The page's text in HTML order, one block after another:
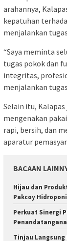
arahannya,
kepatuhan
menjalankan
“Saya meminta
tugas pokok dan
integritas,
menjalankan
Selain itu,
mengenakan
rapi, bersih, dan
aparatur
BACAAN
Hijau dan
Pakcoy
Perkuat Sinergi
Tinjau Langsung